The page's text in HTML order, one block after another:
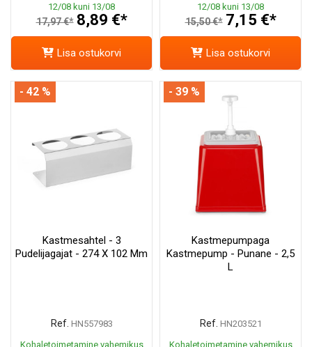
12/08 kuni 13/08
17,97 €* 8,89 €*
Lisa ostukorvi
12/08 kuni 13/08
15,50 €* 7,15 €*
Lisa ostukorvi
Kastmesahtel - 3
Pudelijagajat - 274 X 102 Mm
Ref. HN557983
Kohaletoimetamine vahemikus
- 42 %
Kastmepumpaga
Kastmepump - Punane - 2,5
L
Ref. HN203521
Kohaletoimetamine vahemikus
- 39 %